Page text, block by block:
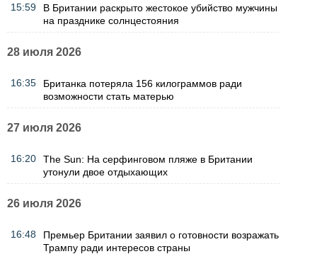
15:59
В Британии раскрыто жестокое убийство мужчины
на празднике солнцестояния
28 июля 2026
16:35
Британка потеряла 156 килограммов ради
возможности стать матерью
27 июля 2026
16:20
The Sun: На серфинговом пляже в Британии
утонули двое отдыхающих
26 июля 2026
16:48
Премьер Британии заявил о готовности возражать
Трампу ради интересов страны